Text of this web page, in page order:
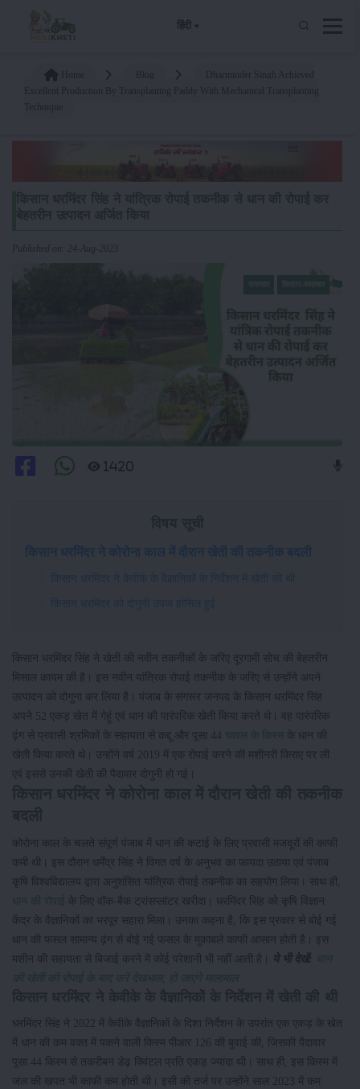
हिंदी
Published on: 24-Aug-2023
1420
किसान धरमिंदर ने कोरोना काल में दौरान खेती की तकनीक बदली
किसान धरमिंदर ने केवीके के वैज्ञानिकों के निर्देशन में खेती की थी
किसान धरमिंदर को दोगुनी उपज हांसिल हुई
किसान धरमिंदर सिंह ने खेती की नवीन तकनीकों के जरिए दूरगामी सोच की बेहतरीन
मिसाल कायम की है। इस नवीन यांत्रिक रोपाई तकनीक के जरिए से उन्होंने अपने
उत्पादन को दोगुना कर लिया है। पंजाब के संगरूर जनपद के किसान धरमिंदर सिंह
अपने 52 एकड़ खेत में गेहूं एवं धान की पारंपरिक खेती किया करते थे। वह पारंपरिक
ढ़ंग से प्रवासी श्रमिकों के सहायता से कद्दू और पूसा 44 चावल के किस्म
के धान की
खेती किया करते थे। उन्होंने वर्ष 2019 में एक रोपाई करने की मशीनरी किराए पर ली
एवं इससे उनकी खेती की पैदावार दोगुनी हो गई।
कोरोना काल के चलते संपूर्ण पंजाब में धान की कटाई के लिए प्रवासी मजदूरों की काफी
कमी थी। इस दौरान धर्मेंद्र सिंह ने विगत वर्ष के अनुभव का फायदा उठाया एवं पंजाब
कृषि विश्वविद्यालय द्वारा अनुशंसित यांत्रिक रोपाई तकनीक का सहयोग लिया। साथ ही,
धान की रोपाई
के लिए वॉक-बैक ट्रांसप्लांटर खरीदा। धरमिंदर सिंह को कृषि विज्ञान
केंद्र के वैज्ञानिकों का भरपूर सहारा मिला। उनका कहना है, कि इस प्रकार से बोई गई
धान की फसल सामान्य ढ़ंग से बोई गई फसल के मुकाबले काफी आसान होती है। इस
मशीन की सहायता से बिजाई करने में कोई परेशानी भी नहीं आती है।
ये भी देखें:
धान
की खेती की रोपाई के बाद करें देखभाल, हो जाएंगे मालामाल
धरमिंदर सिंह ने 2022 में केवीके वैज्ञानिकों के दिशा निर्देशन के उपरांत एक एकड़ के खेत
में धान की कम वक्त में पकने वाली किस्म पीआर 126 की बुवाई की, जिसकी पैदावार
पूसा 44 किस्म से तकरीबन डेढ़ क्विंटल प्रति एकड़ ज्यादा थी। साथ ही, इस किस्म में
जल की खपत भी काफी कम होती थी। इसी की तर्ज पर उन्होंने साल 2023 में कम